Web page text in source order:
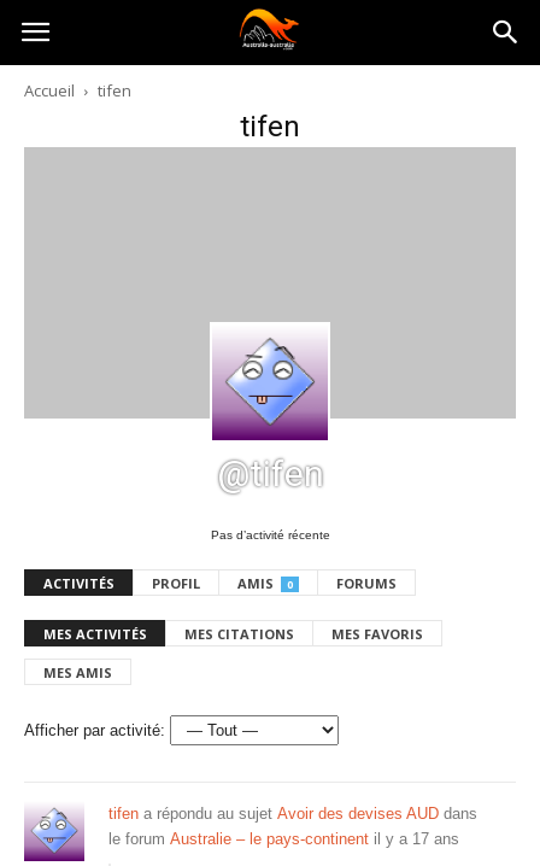
Australia-
australie.com
Accueil tifen
tifen
@tifen
Pas d’activité récente
ACTIVITÉS PROFIL AMIS 0 FORUMS
MES ACTIVITÉS MES CITATIONS MES FAVORIS
MES AMIS
Afficher par activité:
tifen a répondu au sujet Avoir des devises AUD dans
le forum Australie – le pays-continent il y a 17 ans